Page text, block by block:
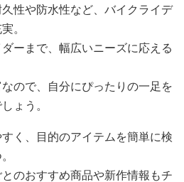
性や防水性など、バイクライデ
。
ーまで、幅広いニーズに応える
ので、自分にぴったりの一足を
ょう。
く、目的のアイテムを簡単に検
のおすすめ商品や新作情報もチ